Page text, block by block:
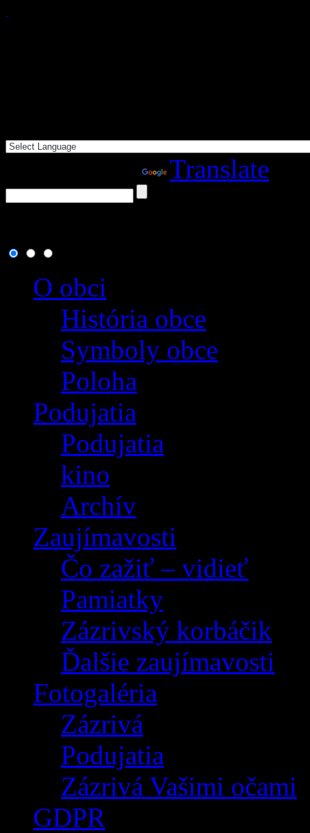
Translate
O obci
História obce
Symboly obce
Poloha
Podujatia
Podujatia
kino
Archív
Zaujímavosti
Čo zažiť – vidieť
Pamiatky
Zázrivský korbáčik
Ďalšie zaujímavosti
Fotogaléria
Zázrivá
Podujatia
Zázrivá Vašimi očami
GDPR